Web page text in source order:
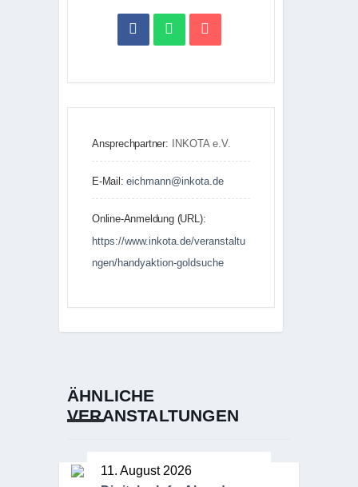
Ansprechpartner: INKOTA e.V.
E-Mail:eichmann@inkota.de
Online-Anmeldung (URL):
https://www.inkota.de/veranstaltu
ngen/handyaktion-goldsuche
ÄHNLICHE
VERANSTALTUNGEN
11. August 2026